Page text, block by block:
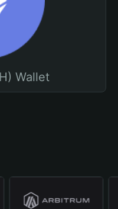
Wallet